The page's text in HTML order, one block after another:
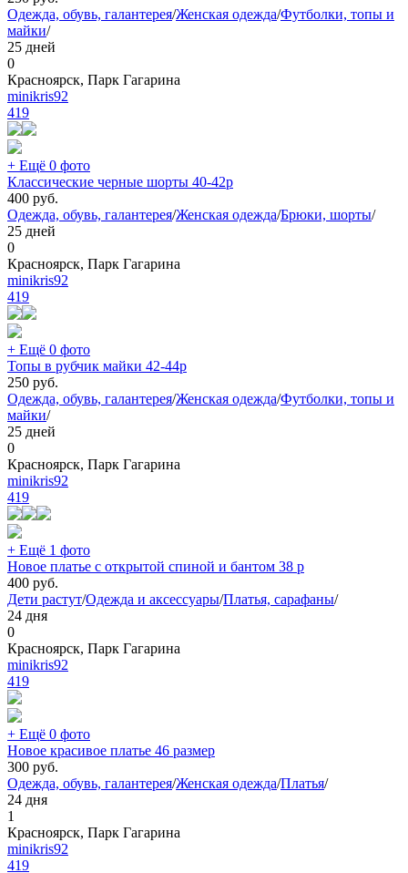
Одежда, обувь, галантерея/Женская одежда/Футболки, топы и
майки/
25 дней
0
Красноярск, Парк Гагарина
minikris92
419
+ Ещё 0 фото
Классические черные шорты 40-42р
400 руб.
Одежда, обувь, галантерея/Женская одежда/Брюки, шорты/
25 дней
0
Красноярск, Парк Гагарина
minikris92
419
+ Ещё 0 фото
Топы в рубчик майки 42-44р
250 руб.
Одежда, обувь, галантерея/Женская одежда/Футболки, топы и
майки/
25 дней
0
Красноярск, Парк Гагарина
minikris92
419
+ Ещё 1 фото
Новое платье с открытой спиной и бантом 38 р
400 руб.
Дети растут/Одежда и аксессуары/Платья, сарафаны/
24 дня
0
Красноярск, Парк Гагарина
minikris92
419
+ Ещё 0 фото
Новое красивое платье 46 размер
300 руб.
Одежда, обувь, галантерея/Женская одежда/Платья/
24 дня
1
Красноярск, Парк Гагарина
minikris92
419